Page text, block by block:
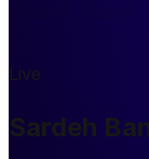
Live
Sardeh